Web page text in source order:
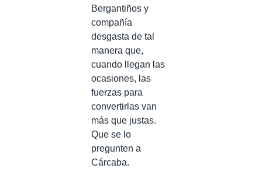
Bergantiños y
compañía
desgasta de tal
manera que,
cuando llegan las
ocasiones, las
fuerzas para
convertirlas van
más que justas.
Que se lo
pregunten a
Cárcaba.